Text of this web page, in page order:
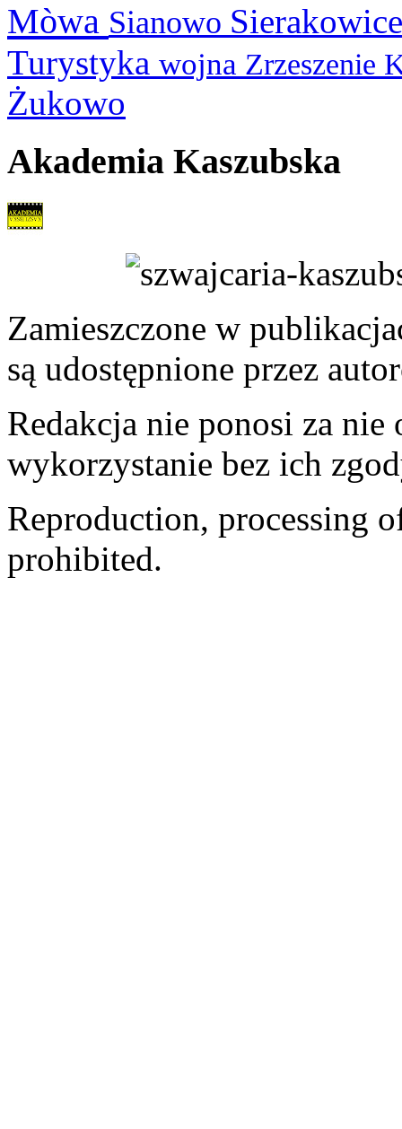
Mòwa Sianowo
Turystyka wojna Zrzeszenie
Żukowo
Akademia Kaszubska
Zamieszczone w
są udostępnione przez
Redakcja nie ponosi za
wykorzystanie bez ich
Reproduction, processing
prohibited.